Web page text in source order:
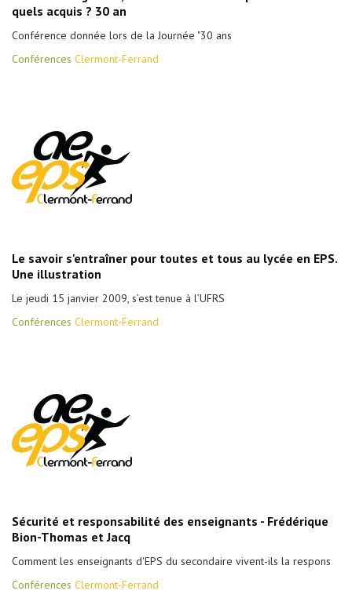
quels acquis ? 30 an
Conférence donnée lors de la Journée "30 ans
Conférences Clermont-Ferrand
Le savoir s'entraîner pour toutes et tous au lycée en EPS.
Une illustration
Le jeudi 15 janvier 2009, s’est tenue à l’UFRS
Conférences Clermont-Ferrand
Sécurité et responsabilité des enseignants - Frédérique
Bion-Thomas et Jacq
Comment les enseignants d'EPS du secondaire vivent-ils la respons
Conférences Clermont-Ferrand